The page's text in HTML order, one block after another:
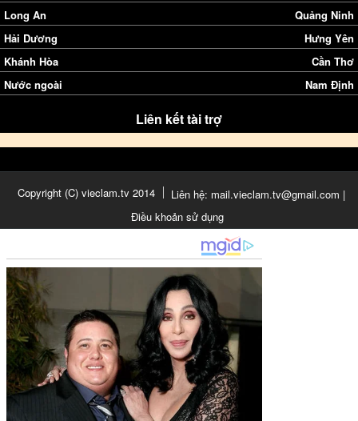
Long An
Quảng Ninh
Hải Dương
Hưng Yên
Khánh Hòa
Cần Thơ
Nước ngoài
Nam Định
Liên kết tài trợ
Copyright (C) vieclam.tv 2014
Liên hệ: mail.vieclam.tv@gmail.com |
Điều khoản sử dụng